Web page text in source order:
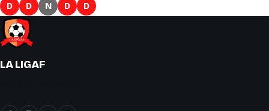
D D N D D
LA LIGAF